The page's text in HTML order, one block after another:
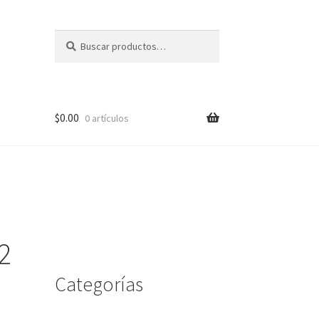
por:
$0.00 0 artículos
Categorías